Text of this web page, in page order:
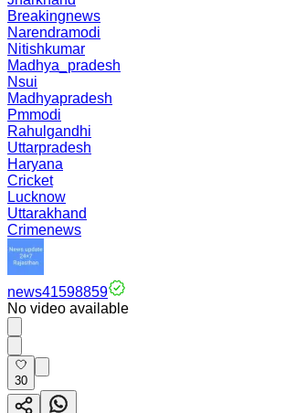
Breakingnews
Narendramodi
Nitishkumar
Madhya_pradesh
Nsui
Madhyapradesh
Pmmodi
Rahulgandhi
Uttarpradesh
Haryana
Cricket
Lucknow
Uttarakhand
Crimenews
news41598859
No video available
30